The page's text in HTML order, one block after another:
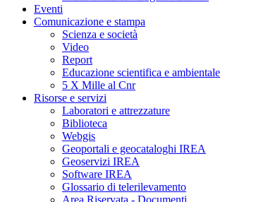
Eventi
Comunicazione e stampa
Scienza e società
Video
Report
Educazione scientifica e ambientale
5 X Mille al Cnr
Risorse e servizi
Laboratori e attrezzature
Biblioteca
Webgis
Geoportali e geocataloghi IREA
Geoservizi IREA
Software IREA
Glossario di telerilevamento
Area Riservata - Documenti